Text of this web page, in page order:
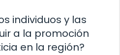
individuos y las
a la promoción
en la región?